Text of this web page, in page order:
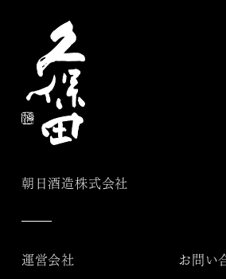
朝日酒造株式会社
運営会社 お問い